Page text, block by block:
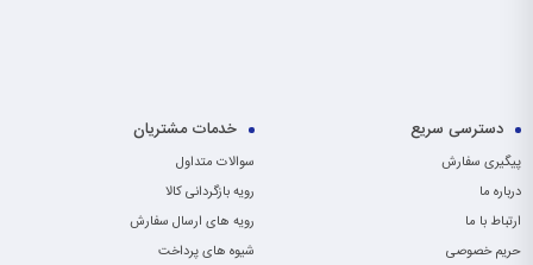
دسترسی سریع
پیگیری سفارش
درباره ما
ارتباط با ما
حریم خصوصی
خدمات مشتریان
سوالات متداول
رویه بازگردانی کالا
رویه های ارسال سفارش
شیوه های پرداخت